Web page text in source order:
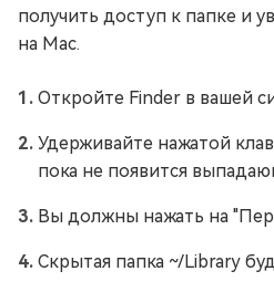
получить доступ к папке и
на Mac.
Откройте Finder в вашей
Удерживайте нажатой
пока не появится
Вы должны нажать на
Скрытая папка ~/Library